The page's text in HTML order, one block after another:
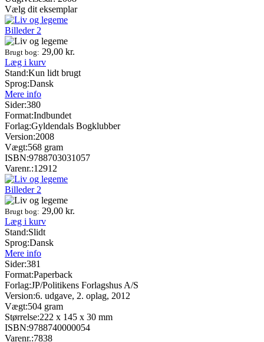
Vælg dit eksemplar
Billeder 2
Brugt bog: 29,00 kr.
Læg i kurv
Stand:Kun lidt brugt
Sprog:Dansk
Mere info
Sider:380
Format:Indbundet
Forlag:Gyldendals Bogklubber
Version:2008
Vægt:568 gram
ISBN:9788703031057
Varenr.:12912
Billeder 2
Brugt bog: 29,00 kr.
Læg i kurv
Stand:Slidt
Sprog:Dansk
Mere info
Sider:381
Format:Paperback
Forlag:JP/Politikens Forlagshus A/S
Version:6. udgave, 2. oplag, 2012
Vægt:504 gram
Størrelse:222 x 145 x 30 mm
ISBN:9788740000054
Varenr.:7838